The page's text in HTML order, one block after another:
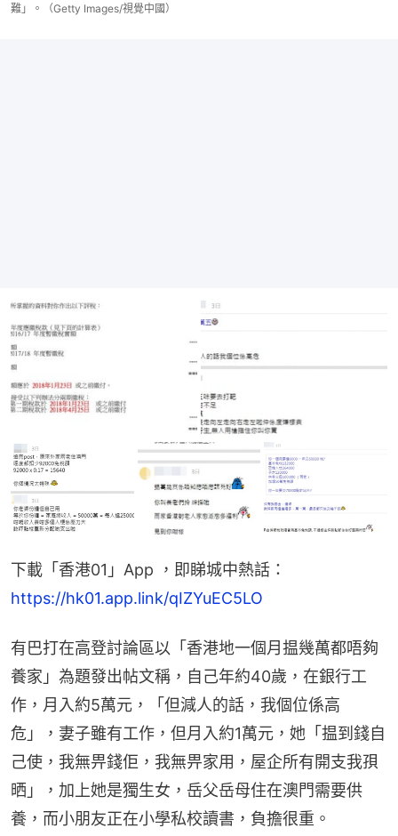
難」。（Getty Images/視覺中國）
下載「香港01」App ，即睇城中熱話：
https://hk01.app.link/qIZYuEC5LO
有巴打在高登討論區以「香港地一個月揾幾萬都唔夠
養家」為題發出帖文稱，自己年約40歲，在銀行工
作，月入約5萬元，「但減人的話，我個位係高
危」，妻子雖有工作，但月入約1萬元，她「揾到錢自
己使，我無畀錢佢，我無畀家用，屋企所有開支我孭
晒」，加上她是獨生女，岳父岳母住在澳門需要供
養，而小朋友正在小學私校讀書，負擔很重。